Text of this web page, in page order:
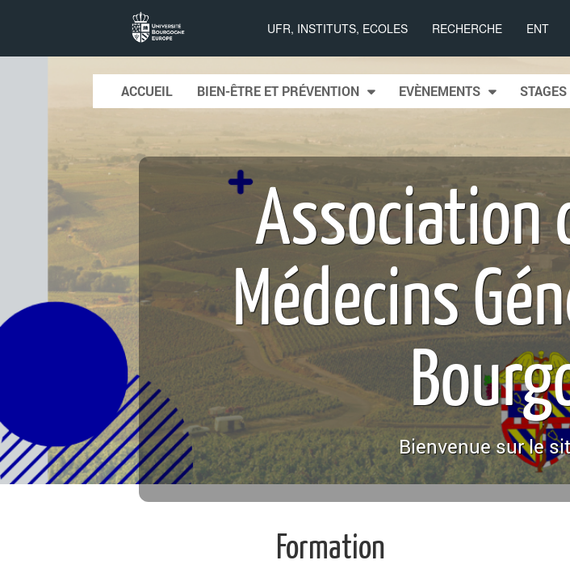
UFR, INSTITUTS, ECOLES RECHERCHE ENT
Association
des
internes de
médecine
générale de
Bourgogne
Main menu
Skip to content
ACCUEIL BIEN-ÊTRE ET PRÉVENTION EVÈNEMENTS STAGES
Association
Médecins
Bienvenue sur le
Formation